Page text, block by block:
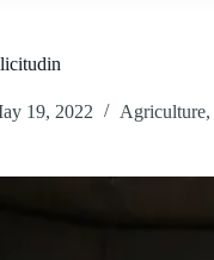
19, 2022 Agriculture,